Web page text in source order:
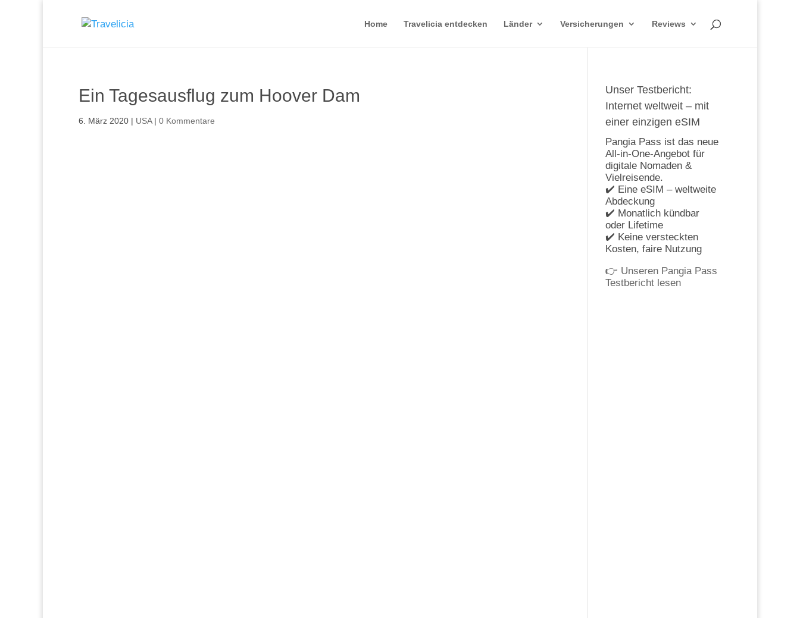
Home Travelicia entdecken Länder Versicherungen Reviews
Ein Tagesausflug zum Hoover Dam
6. März 2020 | USA| 0 Kommentare
Unser Testbericht:
Internet weltweit – mit
einer einzigen eSIM
Pangia Pass ist das neue
All-in-One-Angebot für
digitale Nomaden &
Vielreisende.
✔️ Eine eSIM – weltweite
Abdeckung
✔️ Monatlich kündbar
oder Lifetime
✔️ Keine versteckten
Kosten, faire Nutzung
👉 Unseren Pangia Pass
Testbericht lesen